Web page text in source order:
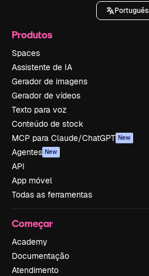
Português
Produtos
Spaces
Assistente de IA
Gerador de imagens
Gerador de vídeos
Texto para voz
Conteúdo de stock
MCP para Claude/ChatGPT New
Agentes New
API
App móvel
Todas as ferramentas
Começar
Academy
Documentação
Atendimento